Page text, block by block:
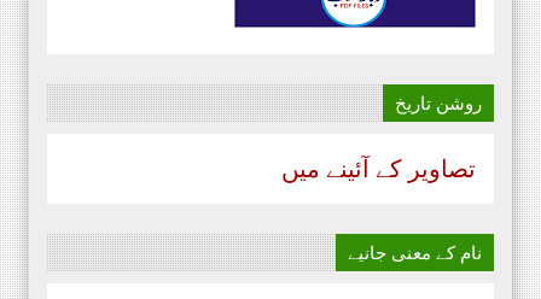
روشن تاریخ
تصاویر کے آئینے میں
نام‌ کے معنی جانیے